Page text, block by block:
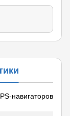
навигаторов